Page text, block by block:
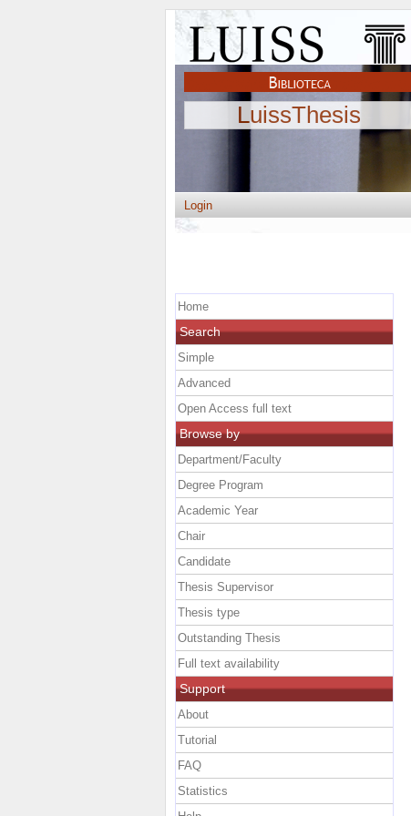
LuissThesis
Login
Home
Search
Simple
Advanced
Open Access full text
Browse by
Department/Faculty
Degree Program
Academic Year
Chair
Candidate
Thesis Supervisor
Thesis type
Outstanding Thesis
Full text availability
Support
About
Tutorial
FAQ
Statistics